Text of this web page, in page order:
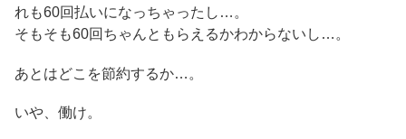
れも60回払いになっちゃったし…。
そもそも60回ちゃんともらえるかわからないし…。
あとはどこを節約するか…。
いや、働け。